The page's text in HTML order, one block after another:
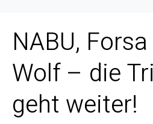
NABU,
Wolf – die
geht weiter!